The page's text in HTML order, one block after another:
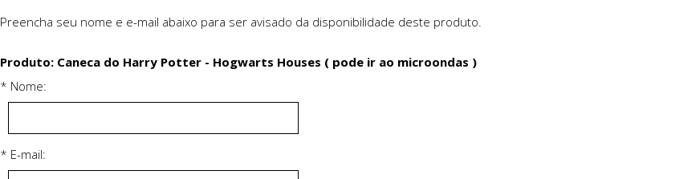
Preencha seu nome e e-mail abaixo para ser avisado da disponibilidade deste produto.
Produto: Caneca do Harry Potter - Hogwarts Houses ( pode ir ao microondas )
* Nome:
* E-mail: